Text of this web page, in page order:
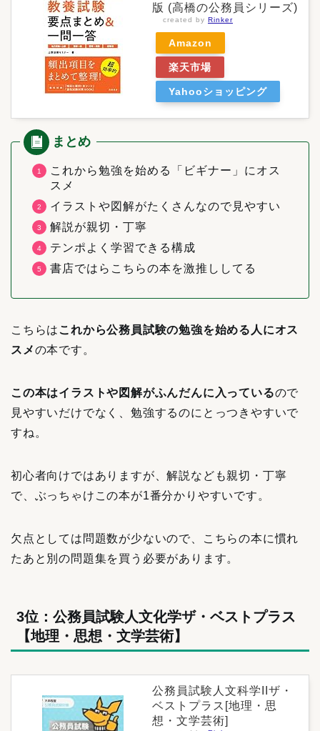
版 (高橋の公務員シリーズ)
created by Rinker
Amazon
楽天市場
Yahooショッピング
これから勉強を始める「ビギナー」にオス
スメ
イラストや図解がたくさんなので見やすい
解説が親切・丁寧
テンポよく学習できる構成
書店ではらこちらの本を激推ししてる
こちらは これから公務員試験の勉強を始める人にオス
スメの本です。
この本はイラストや図解がふんだんに入っているので
見やすいだけでなく、勉強するのにとっつきやすいで
すね。
初心者向けではありますが、解説なども親切・丁寧
で、ぶっちゃけこの本が1番分かりやすいです。
欠点としては問題数が少ないので、こちらの本に慣れ
たあと別の問題集を買う必要があります。
3位：公務員試験人文化学ザ・ベストプラス
【地理・思想・文学芸術】
公務員試験人文科学IIザ・
ベストプラス[地理・思
想・文学芸術]